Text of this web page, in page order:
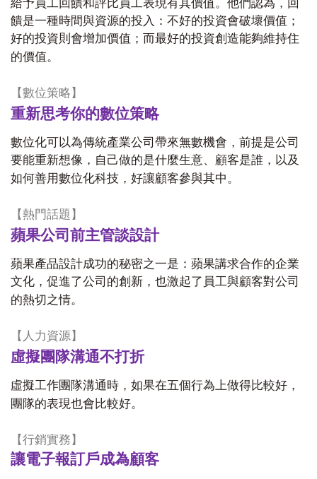
給予員工回饋和評比員工表現有其價值。他們認為，回
饋是一種時間與資源的投入：不好的投資會破壞價值；
好的投資則會增加價值；而最好的投資創造能夠維持住
的價值。
【數位策略】
重新思考你的數位策略
數位化可以為傳統產業公司帶來無數機會，前提是公司
要能重新想像，自己做的是什麼生意、顧客是誰，以及
如何善用數位化科技，好讓顧客參與其中。
【熱門話題】
蘋果公司前主管談設計
蘋果產品設計成功的秘密之一是：蘋果講求合作的企業
文化，促進了公司的創新，也激起了員工與顧客對公司
的熱切之情。
【 人力資源】
虛擬團隊溝通不打折
虛擬工作團隊溝通時，如果在五個行為上做得比較好，
團隊的表現也會比較好。
【行銷實務】
讓電子報訂戶成為顧客